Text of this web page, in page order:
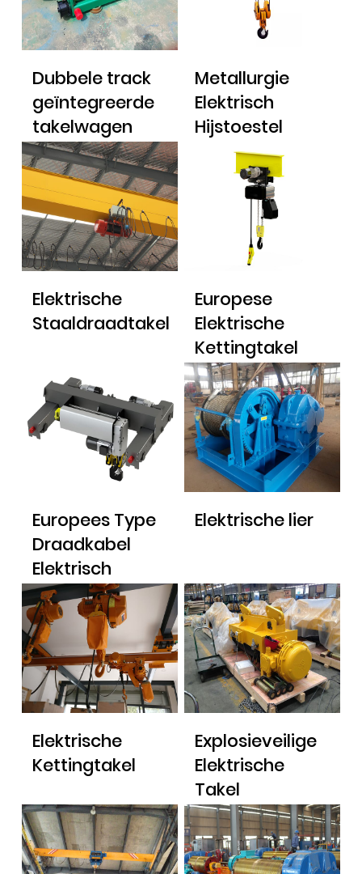
Dubbele track
geïntegreerde
takelwagen
Metallurgie
Elektrisch
Hijstoestel
Elektrische
Staaldraadtakel
Europese
Elektrische
Kettingtakel
Europees Type
Draadkabel
Elektrisch
Hijstoestel &
Hijstoeltrolley
Elektrische lier
Elektrische
Kettingtakel
Explosieveilige
Elektrische
Takel